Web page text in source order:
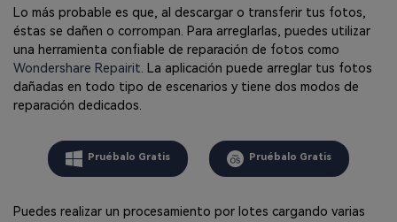
Lo más probable es que, al descargar o transferir tus fotos,
éstas se dañen o corrompan. Para arreglarlas, puedes utilizar
una herramienta confiable de reparación de fotos como
Wondershare Repairit. La aplicación puede arreglar tus fotos
dañadas en todo tipo de escenarios y tiene dos modos de
reparación dedicados.
Pruébalo Gratis Pruébalo Gratis
Puedes realizar un procesamiento por lotes cargando varias